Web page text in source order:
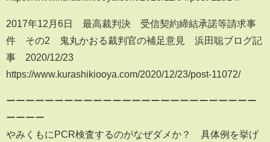
2017年12月6日 最高裁判決 受信契約締結承諾等請求事
件 その2 鬼丸かおる裁判官の補足意見 浜田聡ブログ記
事 2020/12/23
https://www.kurashikiooya.com/2020/12/23/post-11072/
ーーーーーーーーーーーーーーーーーーーーーーーーーー
ーーーー
やみくもにPCR検査するのがなぜダメか？ 具体例を挙げ